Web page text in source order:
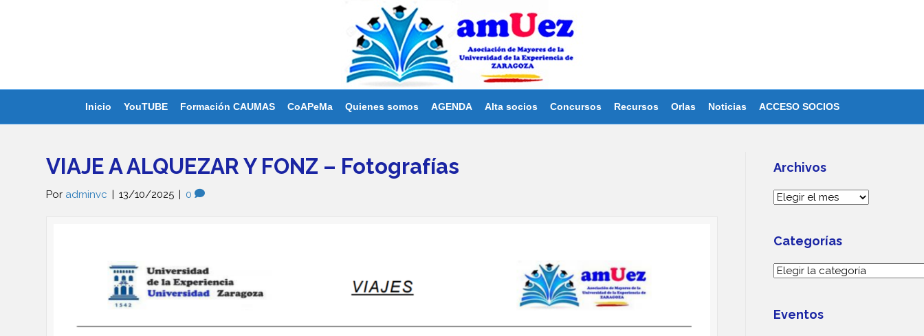
Inicio YouTUBE Formación CAUMAS CoAPeMa Quienes somos AGENDA Alta socios Concursos Recursos Orlas Noticias ACCESO SOCIOS
VIAJE A ALQUEZAR Y FONZ – Fotografías
Por adminvc | 13/10/2025 | 0
Archivos
Archivos
Categorías
Categorías
Eventos